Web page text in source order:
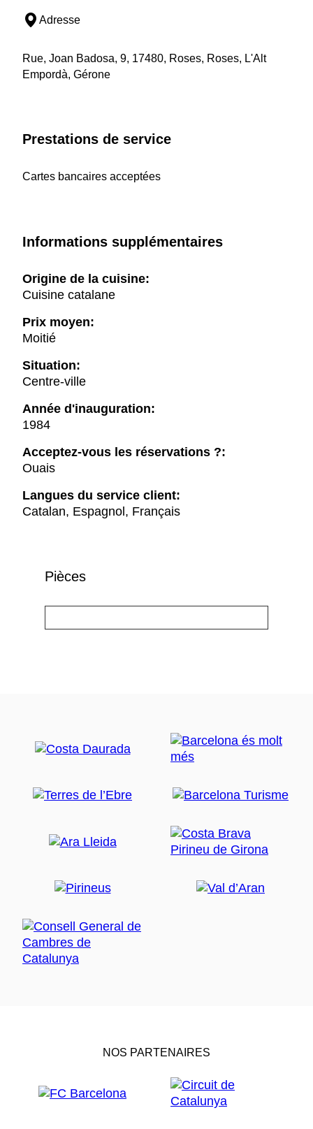
Adresse
Rue, Joan Badosa, 9, 17480, Roses, Roses, L'Alt
Empordà, Gérone
Prestations de service
Cartes bancaires acceptées
Informations supplémentaires
Origine de la cuisine:
Cuisine catalane
Prix moyen:
Moitié
Situation:
Centre-ville
Année d'inauguration:
1984
Acceptez-vous les réservations ?:
Ouais
Langues du service client:
Catalan, Espagnol, Français
Pièces
NOS PARTENAIRES